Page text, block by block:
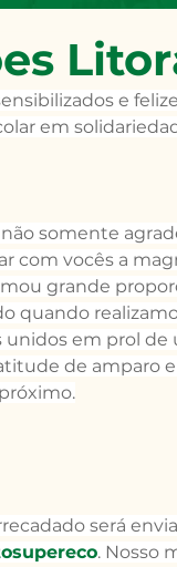
e
em
somente
com vocês a
grande
quando
unidos em prol de
de amparo e
será
. Nosso